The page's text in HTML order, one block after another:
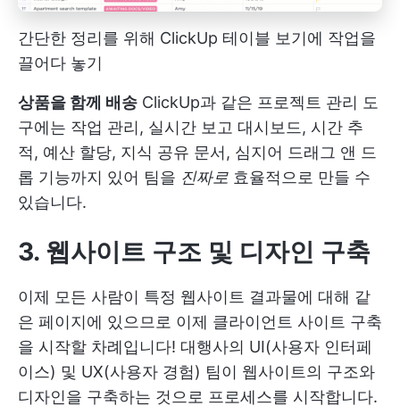
간단한 정리를 위해 ClickUp 테이블 보기에 작업을
끌어다 놓기
상품을 함께 배송 ClickUp과 같은 프로젝트 관리 도
구에는 작업 관리, 실시간 보고 대시보드, 시간 추
적, 예산 할당, 지식 공유 문서, 심지어 드래그 앤 드
롭 기능까지 있어 팀을 진짜로 효율적으로 만들 수
있습니다.
3. 웹사이트 구조 및 디자인 구축
이제 모든 사람이 특정 웹사이트 결과물에 대해 같
은 페이지에 있으므로 이제 클라이언트 사이트 구축
을 시작할 차례입니다! 대행사의 UI(사용자 인터페
이스) 및 UX(사용자 경험) 팀이 웹사이트의 구조와
디자인을 구축하는 것으로 프로세스를 시작합니다.